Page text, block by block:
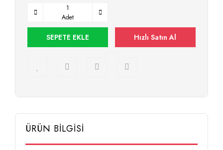
Adet
SEPETE EKLE Hızlı Satın Al
ÜRÜN BİLGİSİ